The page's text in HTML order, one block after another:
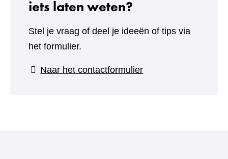
iets laten weten?
Stel je vraag of deel je ideeën of tips via
het formulier.
Naar het contactformulier(verwijst